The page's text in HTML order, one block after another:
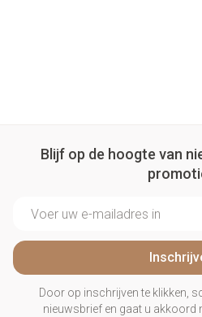
Blijf op de hoogte van
Door op inschrijven te klikken,
nieuwsbrief en gaat u akkoord